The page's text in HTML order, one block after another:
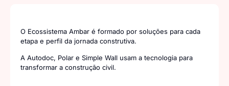
O Ecossistema Ambar é formado por soluções para cada
etapa e perfil da jornada construtiva.
A Autodoc, Polar e Simple Wall usam a tecnologia para
transformar a construção civil.